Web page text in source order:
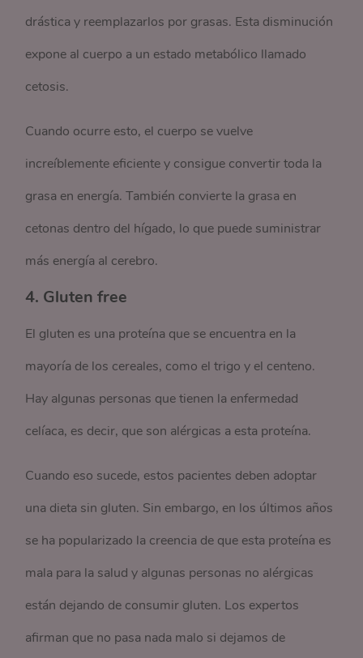
drástica y reemplazarlos por grasas. Esta disminución
expone al cuerpo a un estado metabólico llamado
cetosis.
Cuando ocurre esto, el cuerpo se vuelve
increíblemente eficiente y consigue convertir toda la
grasa en energía. También convierte la grasa en
cetonas dentro del hígado, lo que puede suministrar
más energía al cerebro.
4. Gluten free
El gluten es una proteína que se encuentra en la
mayoría de los cereales, como el trigo y el centeno.
Hay algunas personas que tienen la enfermedad
celíaca, es decir, que son alérgicas a esta proteína.
Cuando eso sucede, estos pacientes deben adoptar
una dieta sin gluten. Sin embargo, en los últimos años
se ha popularizado la creencia de que esta proteína es
mala para la salud y algunas personas no alérgicas
están dejando de consumir gluten. Los expertos
afirman que no pasa nada malo si dejamos de